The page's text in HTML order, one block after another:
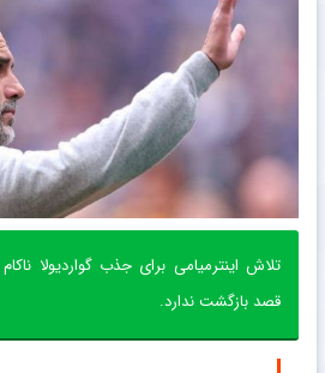
تلاش اینترمیامی برای جذب گواردیولا
قصد بازگشت ندارد.